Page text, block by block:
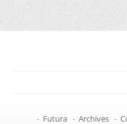
- Futura - Archives -